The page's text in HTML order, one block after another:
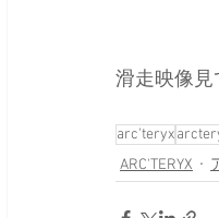
滑走映像見
arc'teryx
ARC'TERYX